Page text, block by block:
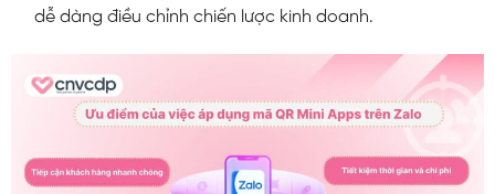
dễ dàng điều chỉnh chiến lược kinh doanh.